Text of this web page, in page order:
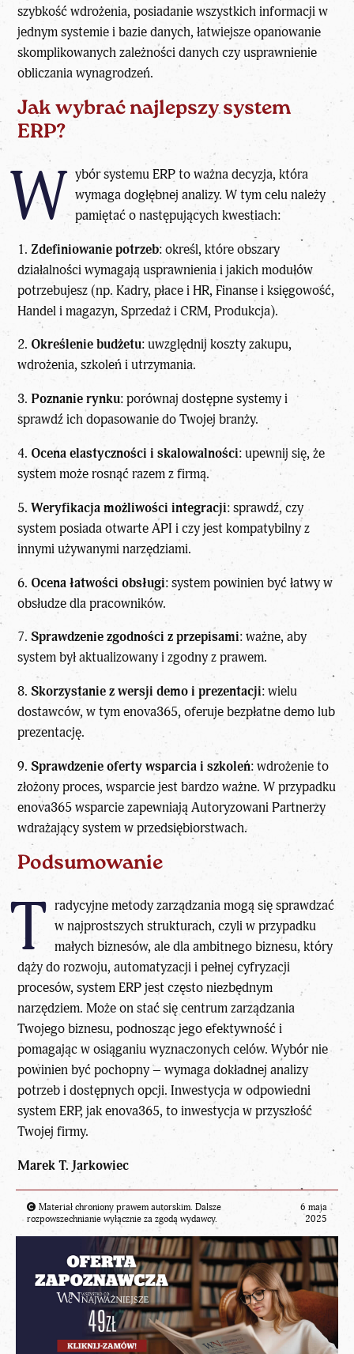
szybkość wdrożenia, posiadanie wszystkich informacji w
jednym systemie i bazie danych, łatwiejsze opanowanie
skomplikowanych zależności danych czy usprawnienie
obliczania wynagrodzeń.
Jak wybrać najlepszy system
ERP?
W ybór systemu ERP to ważna decyzja, która
wymaga dogłębnej analizy. W tym celu należy
pamiętać o następujących kwestiach:
1.Zdefiniowanie potrzeb: określ, które obszary
działalności wymagają usprawnienia i jakich modułów
potrzebujesz (np. Kadry, płace i HR, Finanse i księgowość,
Handel i magazyn, Sprzedaż i CRM, Produkcja).
2. Określenie budżetu: uwzględnij koszty zakupu,
wdrożenia, szkoleń i utrzymania.
3. Poznanie rynku: porównaj dostępne systemy i
sprawdź ich dopasowanie do Twojej branży.
4. Ocena elastyczności i skalowalności: upewnij się, że
system może rosnąć razem z firmą.
5.Weryfikacja możliwości integracji: sprawdź, czy
system posiada otwarte API i czy jest kompatybilny z
innymi używanymi narzędziami.
6. Ocena łatwości obsługi: system powinien być łatwy w
obsłudze dla pracowników.
7.Sprawdzenie zgodności z przepisami: ważne, aby
system był aktualizowany i zgodny z prawem.
8.Skorzystanie z wersji demo i prezentacji: wielu
dostawców, w tym enova365, oferuje bezpłatne demo lub
prezentację.
9.Sprawdzenie oferty wsparcia i szkoleń: wdrożenie to
złożony proces, wsparcie jest bardzo ważne. W przypadku
enova365 wsparcie zapewniają Autoryzowani Partnerzy
wdrażający system w przedsiębiorstwach.
Podsumowanie
T radycyjne metody zarządzania mogą się sprawdzać
w najprostszych strukturach, czyli w przypadku
małych biznesów, ale dla ambitnego biznesu, który
dąży do rozwoju, automatyzacji i pełnej cyfryzacji
procesów, system ERP jest często niezbędnym
narzędziem. Może on stać się centrum zarządzania
Twojego biznesu, podnosząc jego efektywność i
pomagając w osiąganiu wyznaczonych celów. Wybór nie
powinien być pochopny – wymaga dokładnej analizy
potrzeb i dostępnych opcji. Inwestycja w odpowiedni
system ERP, jak enova365, to inwestycja w przyszłość
Twojej firmy.
Marek T. Jarkowiec
Materiał chroniony prawem autorskim. Dalsze
rozpowszechnianie wyłącznie za zgodą wydawcy.
6 maja
2025